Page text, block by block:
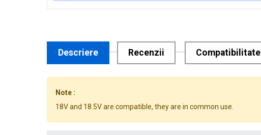
Descriere Recenzii Compatibilitate
Note :
18V and 18.5V are compatible, they are in common use.